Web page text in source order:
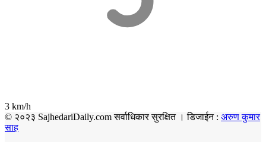
3 km/h
© २०२३ SajhedariDaily.com सर्वाधिकार सुरक्षित । डिजाईन : अरुण कुमार
साह